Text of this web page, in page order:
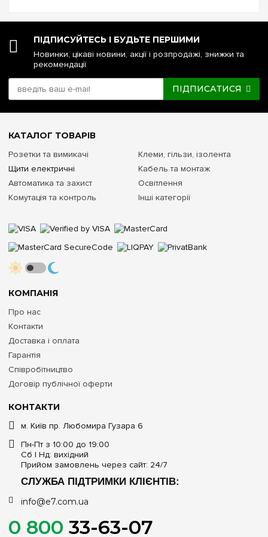
ПІДПИСУЙТЕСЬ І БУДЬТЕ ПЕРШИМИ
Новинки, цікаві новини, акції і розпродажі, знижки та
рекомендації
ПІДПИСАТИСЯ
КОНТАКТИ
м. Київ пр. Любомира Гузара 6
Пн-Пт з 10:00 до 19:00
Сб | Нд: вихідний
Прийом замовлень через сайт: 24/7
СЛУЖБА ПІДТРИМКИ КЛІЄНТІВ:
info@e7.com.ua
0 800 33-63-07
КОМПАНІЯ
Про нас
Контакти
Доставка і оплата
Гарантія
Співробітництво
Договір публічної оферти
КАТАЛОГ ТОВАРІВ
Розетки та вимикачі
Щити електричні
Автоматика та захист
Комутація та контроль
Клеми, гільзи, ізолента
Кабель та монтаж
Освітлення
Інші категорії